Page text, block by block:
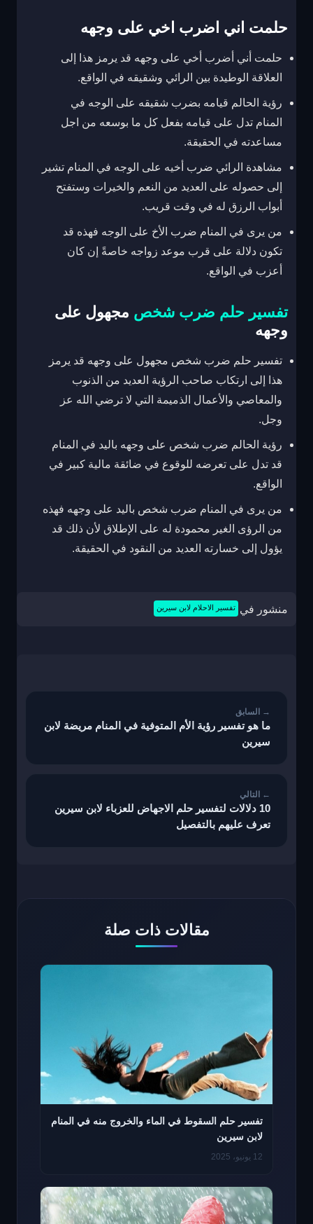
حلمت اني اضرب اخي على وجهه
حلمت أني أضرب أخي على وجهه قد يرمز هذا إلى
العلاقة الوطيدة بين الرائي وشقيقه في الواقع.
رؤية الحالم قيامه بضرب شقيقه على الوجه في
المنام تدل على قيامه بفعل كل ما بوسعه من اجل
مساعدته في الحقيقة.
مشاهدة الرائي ضرب أخيه على الوجه في المنام تشير
إلى حصوله على العديد من النعم والخيرات وستفتح
أبواب الرزق له في وقت قريب.
من يرى في المنام ضرب الأخ على الوجه فهذه قد
تكون دلالة على قرب موعد زواجه خاصةً إن كان
أعزب في الواقع.
تفسير حلم ضرب شخص مجهول على
وجهه
تفسير حلم ضرب شخص مجهول على وجهه قد يرمز
هذا إلى ارتكاب صاحب الرؤية العديد من الذنوب
والمعاصي والأعمال الذميمة التي لا ترضي الله عز
وجل.
رؤية الحالم ضرب شخص على وجهه باليد في المنام
قد تدل على تعرضه للوقوع في ضائقة مالية كبير في
الواقع.
من يرى في المنام ضرب شخص باليد على وجهه فهذه
من الرؤى الغير محمودة له على الإطلاق لأن ذلك قد
يؤول إلى خسارته العديد من النقود في الحقيقة.
منشور في تفسير الاحلام لابن سيرين
ما هو تفسير رؤية الأم المتوفية في المنام مريضة لابن
سيرين
10 دلالات لتفسير حلم الاجهاض للعزباء لابن سيرين
تعرف عليهم بالتفصيل
مقالات ذات صلة
تفسير حلم السقوط في الماء والخروج منه في المنام
لابن سيرين
12 يونيو، 2025